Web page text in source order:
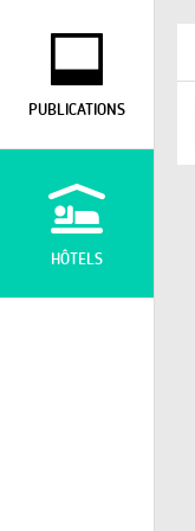
PUBLICATIONS
HÔTELS